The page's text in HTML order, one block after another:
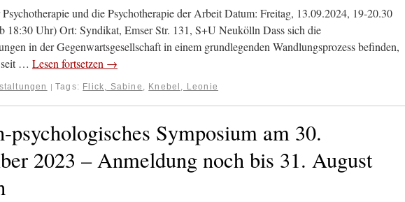
und die Psychotherapie der Arbeit Datum: Freitag, 13.09.2024, 19-20.30
18:30 Uhr) Ort: Syndikat, Emser Str. 131, S+U Neukölln Dass sich die
in der Gegenwartsgesellschaft in einem grundlegenden Wandlungsprozess befinden,
seit … Lesen fortsetzen →
| Tags: Flick, Sabine , Knebel, Leonie
psychologisches Symposium am 30.
2023 – Anmeldung noch bis 31. August